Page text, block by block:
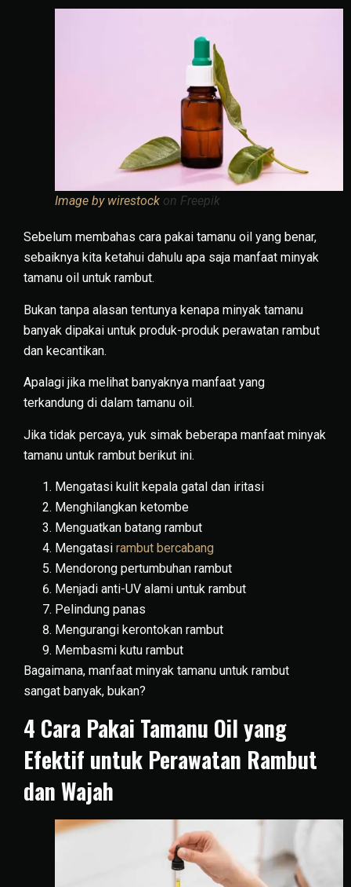
Image by wirestock on Freepik
Sebelum membahas cara pakai tamanu oil yang benar,
sebaiknya kita ketahui dahulu apa saja manfaat minyak
tamanu oil untuk rambut.
Bukan tanpa alasan tentunya kenapa minyak tamanu
banyak dipakai untuk produk-produk perawatan rambut
dan kecantikan.
Apalagi jika melihat banyaknya manfaat yang
terkandung di dalam tamanu oil.
Jika tidak percaya, yuk simak beberapa manfaat minyak
tamanu untuk rambut berikut ini.
Mengatasi kulit kepala gatal dan iritasi
Menghilangkan ketombe
Menguatkan batang rambut
Mengatasi rambut bercabang
Mendorong pertumbuhan rambut
Menjadi anti-UV alami untuk rambut
Pelindung panas
Mengurangi kerontokan rambut
Membasmi kutu rambut
Bagaimana, manfaat minyak tamanu untuk rambut
sangat banyak, bukan?
4 Cara Pakai Tamanu Oil yang
Efektif untuk Perawatan Rambut
dan Wajah